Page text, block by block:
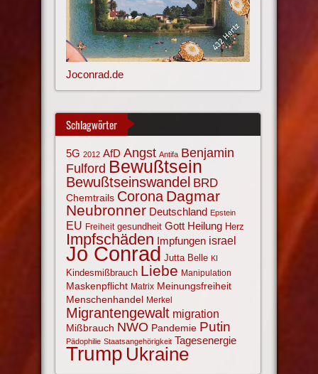
Joconrad.de
Schlagwörter
5G 2012 AfD Angst Antifa Benjamin
Fulford Bewußtsein
Bewußtseinswandel BRD
Chemtrails Corona Dagmar
Neubronner Deutschland Epstein
EU Freiheit gesundheit Gott Heilung Herz
Impfschäden Impfungen israel
Jo Conrad Jutta Belle KI
Kindesmißbrauch Liebe Manipulation
Maskenpflicht Matrix Meinungsfreiheit
Menschenhandel Merkel
Migrantengewalt migration
Mißbrauch NWO Pandemie Putin
Pädophilie Staatsangehörigkeit Tagesenergie
Trump Ukraine